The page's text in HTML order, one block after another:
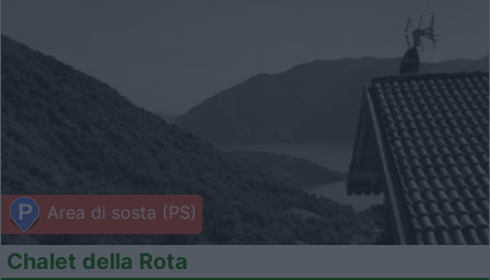
Area di sosta (PS)
Chalet della Rota